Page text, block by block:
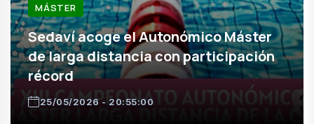
MÁSTER
Sedaví acoge el Autonómico Máster
de larga distancia con participación
récord
25/05/2026 - 20:55:00